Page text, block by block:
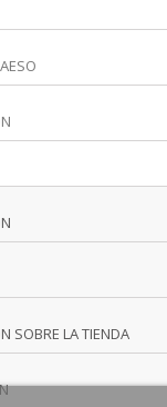
SOBRE LA TIENDA